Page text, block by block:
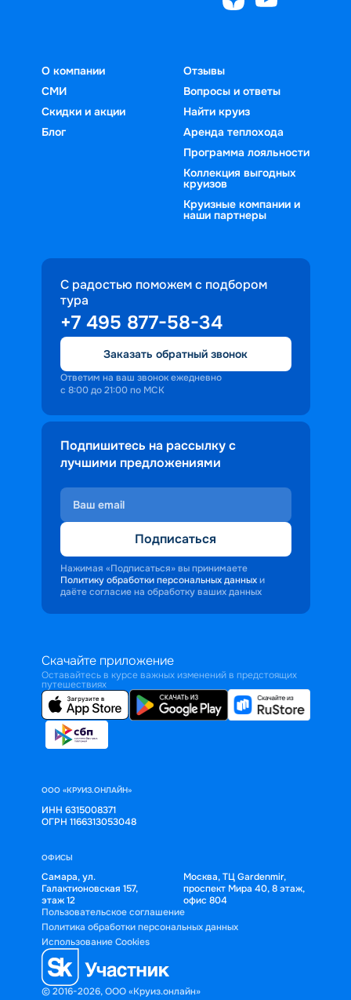
О компании
СМИ
Скидки и акции
Блог
Отзывы
Вопросы и ответы
Найти круиз
Аренда теплохода
Программа лояльности
Коллекция выгодных
круизов
Круизные компании и
наши партнеры
С радостью поможем с подбором
тура
+7 495 877-58-34
Заказать обратный звонок
Ответим на ваш звонок ежедневно
с 8:00 до 21:00 по МСК
Подпишитесь на рассылку с
лучшими предложениями
Подписаться
Нажимая «Подписаться» вы принимаете
Политику обработки персональных данных и
даёте согласие на обработку ваших данных
Скачайте приложение
Оставайтесь в курсе важных изменений в предстоящих
путешествиях
ООО «КРУИЗ.ОНЛАЙН»
ИНН 6315008371
ОГРН 1166313053048
ОФИСЫ
Самара, ул.
Галактионовская 157,
этаж 12
Москва, ТЦ Gardenmir,
проспект Мира 40, 8 этаж,
офис 804
© 2016-2026, ООО «Круиз.онлайн»
Пользовательское соглашение
Политика обработки персональных данных
Использование Cookies